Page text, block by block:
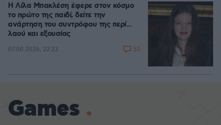
Η Λίλα Μπακλέση έφερε στον κόσμο
το πρώτο της παιδί, δείτε την
ανάρτηση του συντρόφου της περί...
λαού και εξουσίας
07.08.2026, 22:23 53
Games